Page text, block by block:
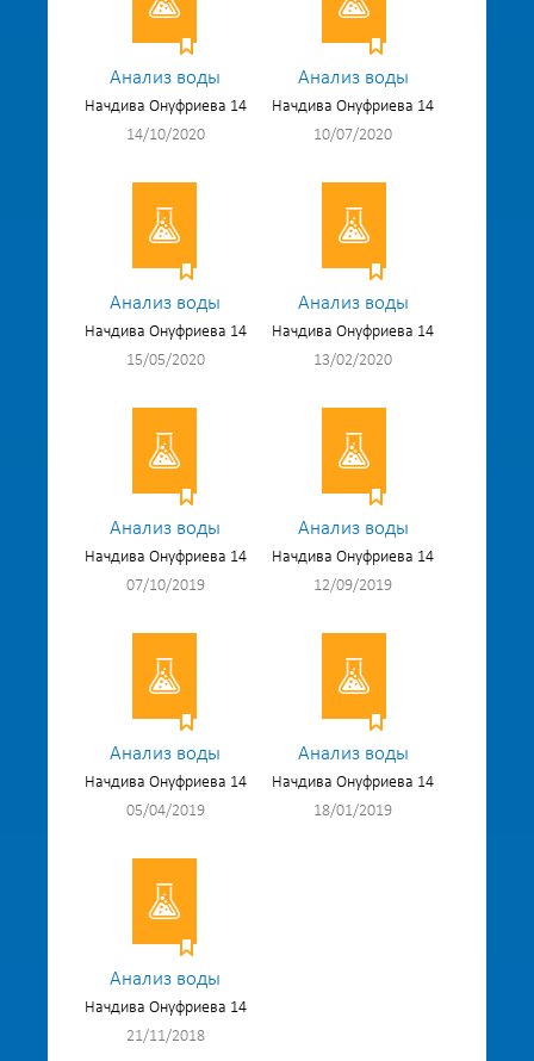
Анализ воды
Начдива Онуфриева 14
14/10/2020
Анализ воды
Начдива Онуфриева 14
10/07/2020
Анализ воды
Начдива Онуфриева 14
15/05/2020
Анализ воды
Начдива Онуфриева 14
13/02/2020
Анализ воды
Начдива Онуфриева 14
07/10/2019
Анализ воды
Начдива Онуфриева 14
12/09/2019
Анализ воды
Начдива Онуфриева 14
05/04/2019
Анализ воды
Начдива Онуфриева 14
18/01/2019
Анализ воды
Начдива Онуфриева 14
21/11/2018